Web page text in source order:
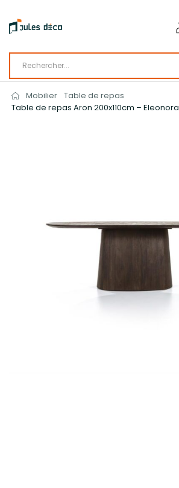
Mobilier Table de repas
Table de repas Aron 200x110cm – Eleonora